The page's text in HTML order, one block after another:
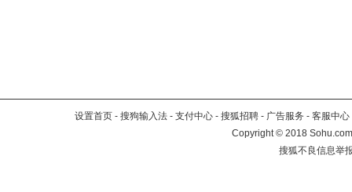
设置首页 - 搜狗输入法 - 支付中心 - 搜狐招聘 - 广告服务 - 客服中心
Copyright©2018
搜狐不良信息举